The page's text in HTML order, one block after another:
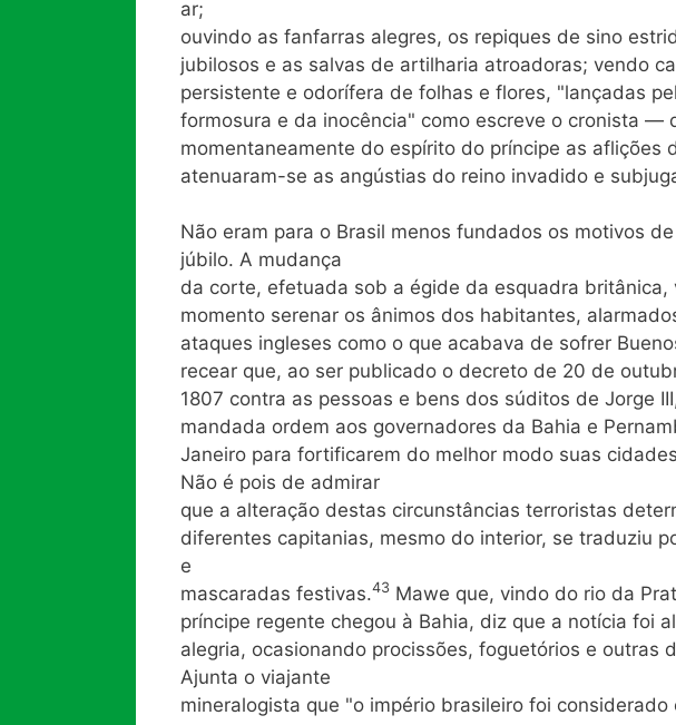
ar;
ouvindo as fanfarras alegres, os repiques de sino
jubilosos e as salvas de artilharia atroadoras; vendo
persistente e odorífera de folhas e flores, "lançadas
formosura e da inocência" como escreve o cronista —
momentaneamente do espírito do príncipe as aflições
atenuaram-se as angústias do reino invadido e
Não eram para o Brasil menos fundados os motivos de
júbilo. A mudança
da corte, efetuada sob a égide da esquadra britânica,
momento serenar os ânimos dos habitantes,
ataques ingleses como o que acabava de sofrer
recear que, ao ser publicado o decreto de 20 de
1807 contra as pessoas e bens dos súditos de Jorge
mandada ordem aos governadores da Bahia e
Janeiro para fortificarem do melhor modo suas
Não é pois de admirar
que a alteração destas circunstâncias terroristas
diferentes capitanias, mesmo do interior, se traduziu
e
mascaradas festivas.43 Mawe que, vindo do rio da
príncipe regente chegou à Bahia, diz que a notícia foi
alegria, ocasionando procissões, foguetórios e outras
Ajunta o viajante
mineralogista que "o império brasileiro foi considerado